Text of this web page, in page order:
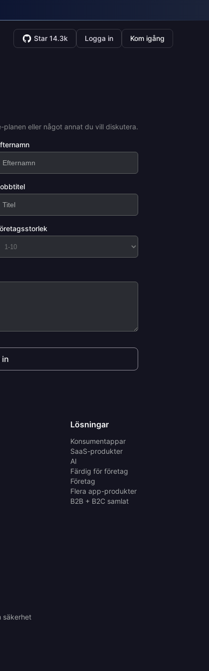
Star 14.3k Logga in Kom igång
eller något annat du vill diskutera.
in
Lösningar
Konsumentappar
SaaS-produkter
AI
Färdig för företag
Företag
Flera app-produkter
B2B + B2C samlat
säkerhet